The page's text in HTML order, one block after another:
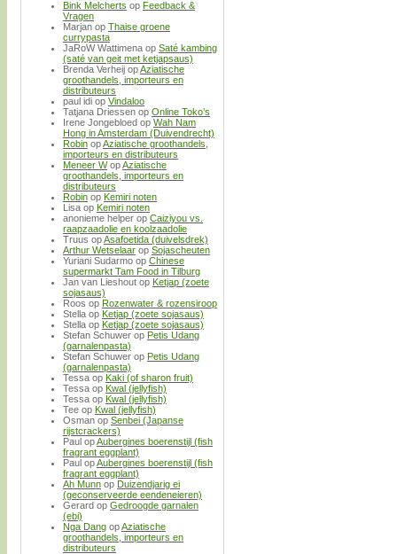
Bink Melcherts op Feedback &
Vragen
Marjan op Thaise groene
currypasta
JaRoW Wattimena op Saté kambing
(saté van geit met ketjapsaus)
Brenda Verheij opAziatische
groothandels, importeurs en
distributeurs
paul idi op Vindaloo
Tatjana Driessen op Online Toko’s
Irene Jongebloed op Wah Nam
Hong in Amsterdam (Duivendrecht)
Robin opAziatische groothandels,
importeurs en distributeurs
Meneer WopAziatische
groothandels, importeurs en
distributeurs
Robin op Kemiri noten
Lisa op Kemiri noten
anonieme helper op Caiziyou vs.
raapzaadolie en koolzaadolie
Truus opAsafoetida (duivelsdrek)
Arthur Wetselaar op Sojascheuten
Yuriani Sudarmo op Chinese
supermarkt Tam Food in Tilburg
Jan van Lieshout op Ketjap (zoete
sojasaus)
Roos op Rozenwater & rozensiroop
Stella op Ketjap (zoete sojasaus)
Stella op Ketjap (zoete sojasaus)
Stefan Schuwer op Petis Udang
(garnalenpasta)
Stefan Schuwer op Petis Udang
(garnalenpasta)
Tessa op Kaki (of sharon fruit)
Tessa op Kwal (jellyfish)
Tessa op Kwal (jellyfish)
Tee op Kwal (jellyfish)
Osman op Senbei (Japanse
rijstcrackers)
Paul opAubergines boerenstijl (fish
fragrant eggplant)
Paul opAubergines boerenstijl (fish
fragrant eggplant)
Ah Munn op Duizendjarig ei
(geconserveerde eendeneieren)
Gerard op Gedroogde garnalen
(ebi)
Nga Dang opAziatische
groothandels, importeurs en
distributeurs